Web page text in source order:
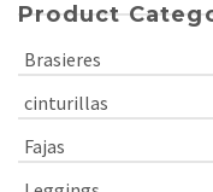
Product
Brasieres
cinturillas
Fajas